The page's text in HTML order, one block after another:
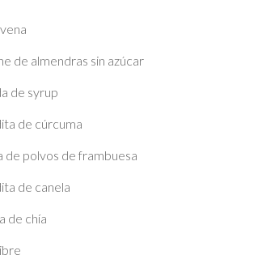
de almendras sin azúcar
de syrup
de cúrcuma
de polvos de frambuesa
de canela
de chía